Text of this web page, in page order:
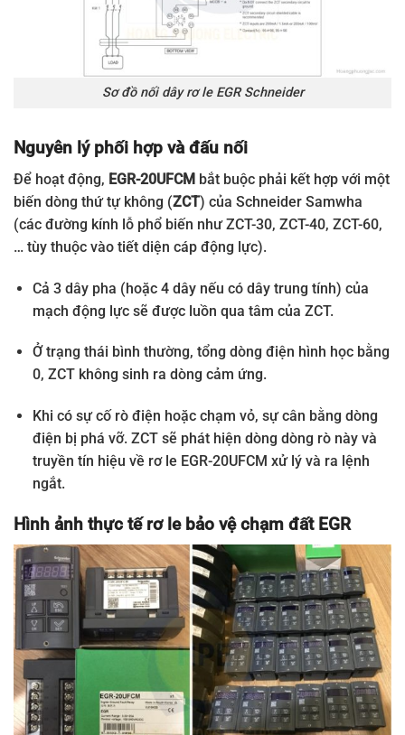
Sơ đồ nối dây rơ le EGR Schneider
Nguyên lý phối hợp và đấu nối
Để hoạt động, EGR-20UFCM bắt buộc phải kết hợp với một
biến dòng thứ tự không (ZCT) của Schneider Samwha
(các đường kính lỗ phổ biến như ZCT-30, ZCT-40, ZCT-60,
… tùy thuộc vào tiết diện cáp động lực).
Cả 3 dây pha (hoặc 4 dây nếu có dây trung tính) của
mạch động lực sẽ được luồn qua tâm của ZCT.
Ở trạng thái bình thường, tổng dòng điện hình học bằng
0, ZCT không sinh ra dòng cảm ứng.
Khi có sự cố rò điện hoặc chạm vỏ, sự cân bằng dòng
điện bị phá vỡ. ZCT sẽ phát hiện dòng dòng rò này và
truyền tín hiệu về rơ le EGR-20UFCM xử lý và ra lệnh
ngắt.
Hình ảnh thực tế rơ le bảo vệ chạm đất EGR